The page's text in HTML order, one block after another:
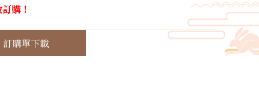
購！
訂購單下載